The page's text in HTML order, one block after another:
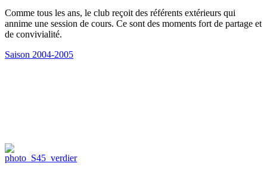
Comme tous les ans, le club reçoit des référents extérieurs qui
annime une session de cours. Ce sont des moments fort de partage et
de convivialité.
Saison 2004-2005